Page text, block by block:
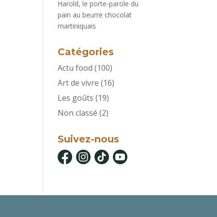
Harold, le porte-parole du
pain au beurre chocolat
martiniquais
Catégories
Actu food (100)
Art de vivre (16)
Les goûts (19)
Non classé (2)
Suivez-nous